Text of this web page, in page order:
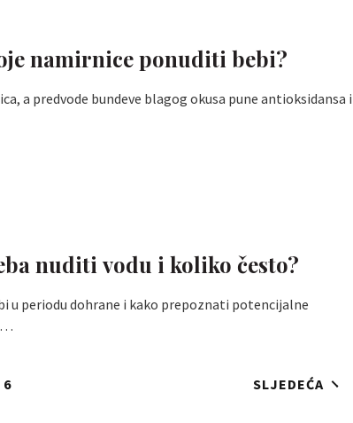
namirnice ponuditi bebi?
a predvode bundeve blagog okusa pune antioksidansa i
nuditi vodu i koliko često?
u periodu dohrane i kako prepoznati potencijalne
…
6 SLJEDEĆA